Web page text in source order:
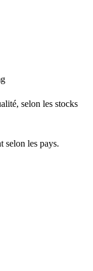
selon les stocks
selon les pays.